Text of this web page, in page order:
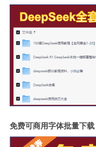
免费可商用字体批量下载